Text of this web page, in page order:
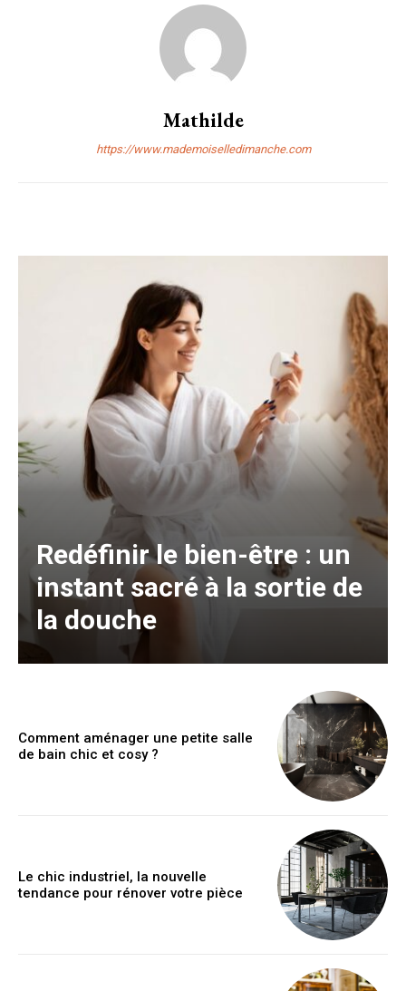
Mathilde
https://www.mademoiselledimanche.com
Redéfinir le bien-être : un
instant sacré à la sortie de
la douche
Comment aménager une petite salle
de bain chic et cosy ?
Le chic industriel, la nouvelle
tendance pour rénover votre pièce